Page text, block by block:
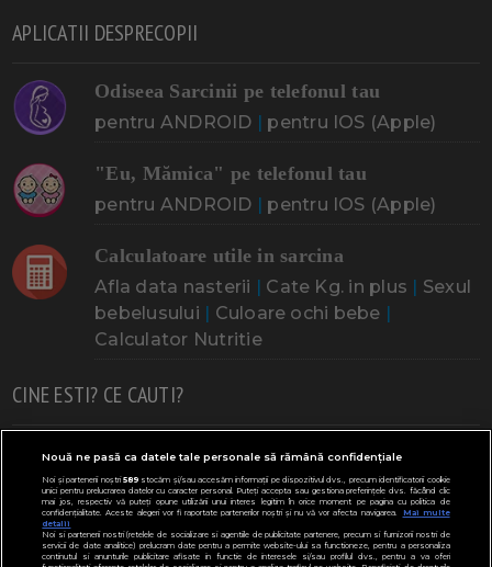
APLICATII DESPRECOPII
Odiseea Sarcinii pe telefonul tau
pentru ANDROID | pentru IOS (Apple)
"Eu, Mămica" pe telefonul tau
pentru ANDROID | pentru IOS (Apple)
Calculatoare utile in sarcina
Afla data nasterii | Cate Kg. in plus | Sexul
bebelusului | Culoare ochi bebe |
Calculator Nutritie
CINE ESTI? CE CAUTI?
Doresc un copil Adoptia Probleme cu sarcina
Urmeaza sa nasc Probleme alaptare Bebe plange
Bebe febra Caut bona Cresa, Gradinta
Mergem la scoala Copil bolnav Copii cu nevoi speciale
Nouă ne pasă ca datele tale personale să rămână confidențiale
Noi și partenerii noștri589stocăm și/sau accesăm informații pe dispozitivul dvs., precum identificatorii cookie
unici pentru prelucrarea datelor cu caracter personal. Puteți accepta sau gestiona preferințele dvs. făcând clic
mai jos, respectiv vă puteți opune utilizării unui interes legitim în orice moment pe pagina cu politica de
confidențialitate. Aceste alegeri vor fi raportate partenerilor noștri și nu vă vor afecta navigarea.
Mai multe
detalii
Noi si partenerii nostri (retelele de socializare si agentiile de publicitate partenere, precum si furnizorii nostri de
servicii de date analitice) prelucram date pentru a permite website-ului sa functioneze, pentru a personaliza
continutul si anunturile publicitare afisate in functie de interesele si/sau profilul dvs., pentru a va oferi